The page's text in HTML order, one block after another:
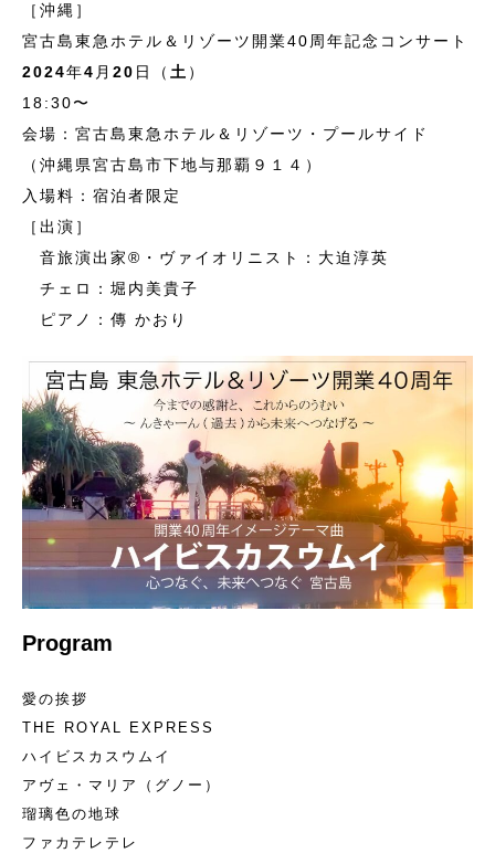
［沖縄］
宮古島東急ホテル＆リゾーツ開業40周年記念コンサート
2024年4 月 20 日（ 土 ）
18:30〜
会場：宮古島東急ホテル＆リゾーツ・プールサイド
（沖縄県宮古島市下地与那覇９１４）
入場料：宿泊者限定
［出演］
音旅演出家®・ヴァイオリニスト：大迫淳英
チェロ：堀内美貴子
ピアノ：傳 かおり
Program
愛の挨拶
THE ROYAL EXPRESS
ハイビスカスウムイ
アヴェ・マリア（グノー）
瑠璃色の地球
ファカテレテレ